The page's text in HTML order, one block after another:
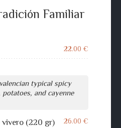
Familiar
22.00 €
typical spicy
and cayenne
(220 gr) 26.00 €